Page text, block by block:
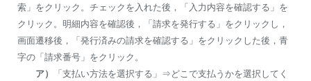
索」をクリック。チェックを入れた後，「入力内容を確認する」を
クリック。明細内容を確認後，「請求を発行する」をクリックし，
画面遷移後，「発行済みの請求を確認する」をクリックした後，青
字の「請求番号」をクリック。
ア）
「支払い方法を選択する」⇒どこで支払うかを選択してく